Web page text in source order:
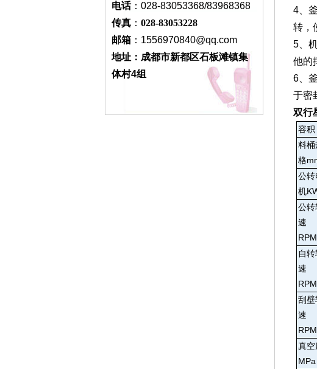
4、
转，
5、
他的
6、
于密
双行
容积
料桶
格
公转
机
公转
速
RPM
自
速
RPM
刮壁
速
RPM
真空
MPa
电话：028-83053368/83968368
传真 ： 028-83053228
邮箱 ： 1556970840@qq.com
地址：成都市新都区石板滩镇集
体村4组